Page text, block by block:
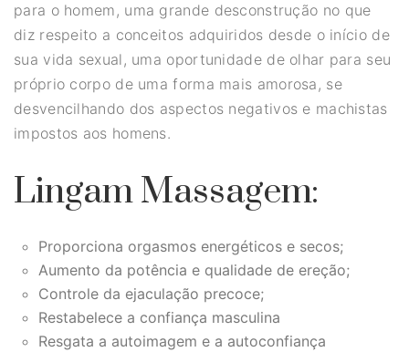
para o homem, uma grande desconstrução no que
diz respeito a conceitos adquiridos desde o início de
sua vida sexual, uma oportunidade de olhar para seu
próprio corpo de uma forma mais amorosa, se
desvencilhando dos aspectos negativos e machistas
impostos aos homens.
Lingam Massagem:
Proporciona orgasmos energéticos e secos;
Aumento da potência e qualidade de ereção;
Controle da ejaculação precoce;
Restabelece a confiança masculina
Resgata a autoimagem e a autoconfiança